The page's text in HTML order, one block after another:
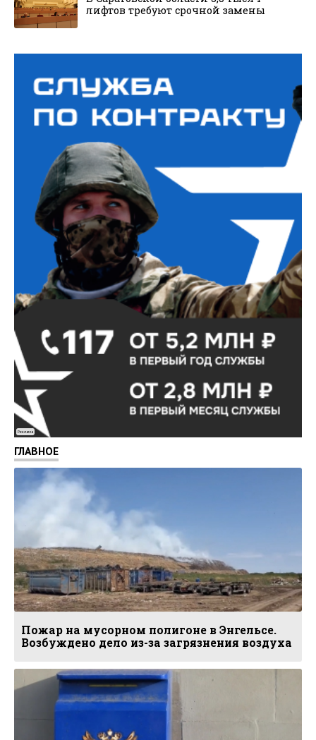
лифтов требуют срочной замены
Реклама
ГЛАВНОЕ
Пожар на мусорном полигоне в Энгельсе.
Возбуждено дело из-за загрязнения воздуха